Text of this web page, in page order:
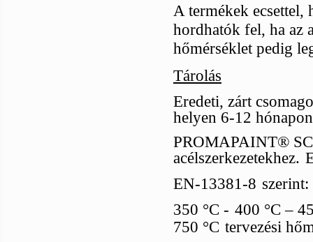
A termékek ecsettel,
hordhatók fel, ha az
hőmérséklet pedig
Tárolás
Eredeti, zárt
helyen 6-12
PROMAPAINT®
acélszerkezetekhez.
EN-13381-8 szerint:
350 °C - 400 °C –
750 °C tervezési